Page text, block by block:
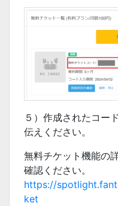
５）作成されたコー
伝えください。
無料チケット機能の
確認ください。
https://
ket